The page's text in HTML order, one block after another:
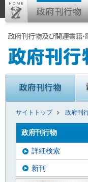
サイトトップ 政府刊
政府刊行物
詳細検索
新刊